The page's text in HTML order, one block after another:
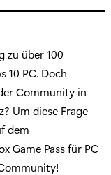
zu über 100
10 PC. Doch
Community in
Um diese Frage
dem
Game Pass für PC